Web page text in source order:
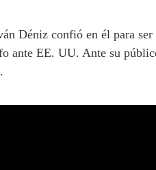
Déniz confió en él para
ante EE. UU. Ante su